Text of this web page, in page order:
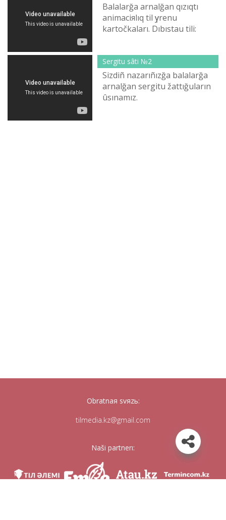
Balalarğa arnalğan qızıqtı
animaciяlıq tіl үyrenu
kartočkaları. Dıbıstau tіlі:
Sergіtu sâtі №2
Sіzdіñ nazarıñızğa balalarğa
arnalğan sergіtu žattığuların
ûsınamız.
Obratnaя svяzь:
tilmedia.kz@gmail.com
Naši partnerı: